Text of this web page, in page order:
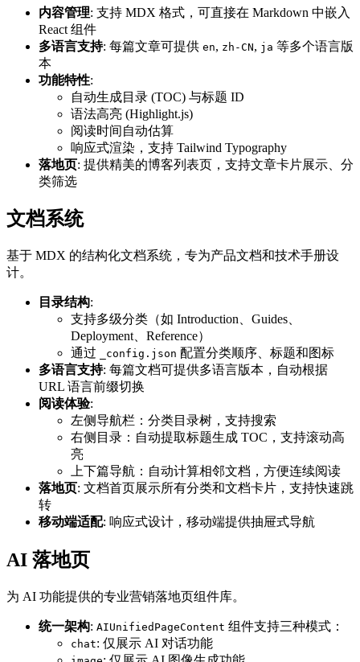
内容管理: 支持 MDX 格式，可直接在 Markdown 中嵌入
React 组件
多语言支持: 每篇文章可提供 en, zh-CN, ja 等多个语言版
本
功能特性:
自动生成目录 (TOC) 与标题 ID
语法高亮 (Highlight.js)
阅读时间自动估算
响应式渲染，支持 Tailwind Typography
落地页: 提供精美的博客列表页，支持文章卡片展示、分
类筛选
文档系统
基于 MDX 的结构化文档系统，专为产品文档和技术手册设
计。
目录结构:
支持多级分类（如 Introduction、Guides、
Deployment、Reference）
通过
_config.json 配置分类顺序、标题和图标
多语言支持: 每篇文档可提供多语言版本，自动根据
URL 语言前缀切换
阅读体验:
左侧导航栏：分类目录树，支持搜索
右侧目录：自动提取标题生成 TOC，支持滚动高
亮
上下篇导航：自动计算相邻文档，方便连续阅读
落地页: 文档首页展示所有分类和文档卡片，支持快速跳
转
移动端适配: 响应式设计，移动端提供抽屉式导航
AI 落地页
为 AI 功能提供的专业营销落地页组件库。
统一架构: AIUnifiedPageContent 组件支持三种模式：
chat: 仅展示 AI 对话功能